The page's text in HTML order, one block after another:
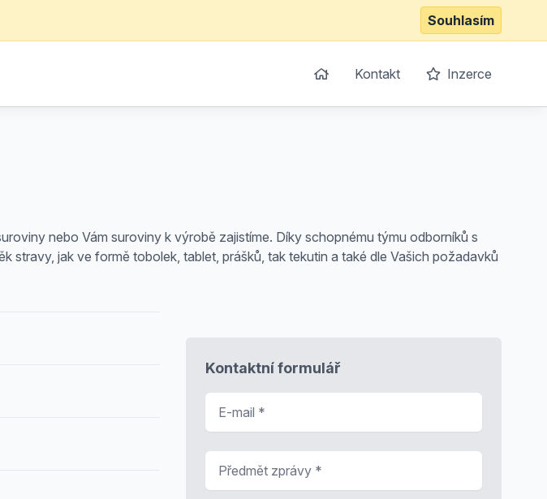
Souhlasím
Kontakt Inzerce
nebo Vám suroviny k výrobě zajistíme. Díky schopnému týmu odborníků s
jak ve formě tobolek, tablet, prášků, tak tekutin a také dle Vašich požadavků
Kontaktní formulář